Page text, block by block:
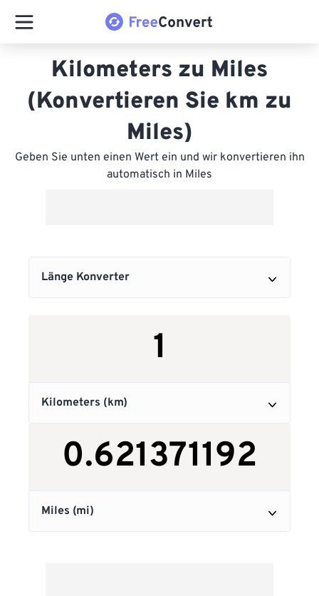
Kilometers zu Miles
(Konvertieren Sie km zu
Miles)
Geben Sie unten einen Wert ein und wir konvertieren ihn
automatisch in Miles